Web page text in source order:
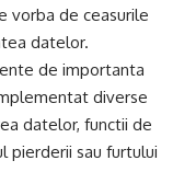
vorba de ceasurile
datelor.
de importanta
diverse
datelor, functii de
pierderii sau furtului